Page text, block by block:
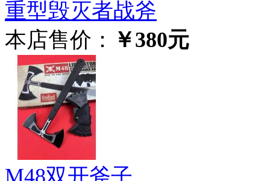
重型毁灭者战斧
本店售价： ￥380元
M48双开斧子